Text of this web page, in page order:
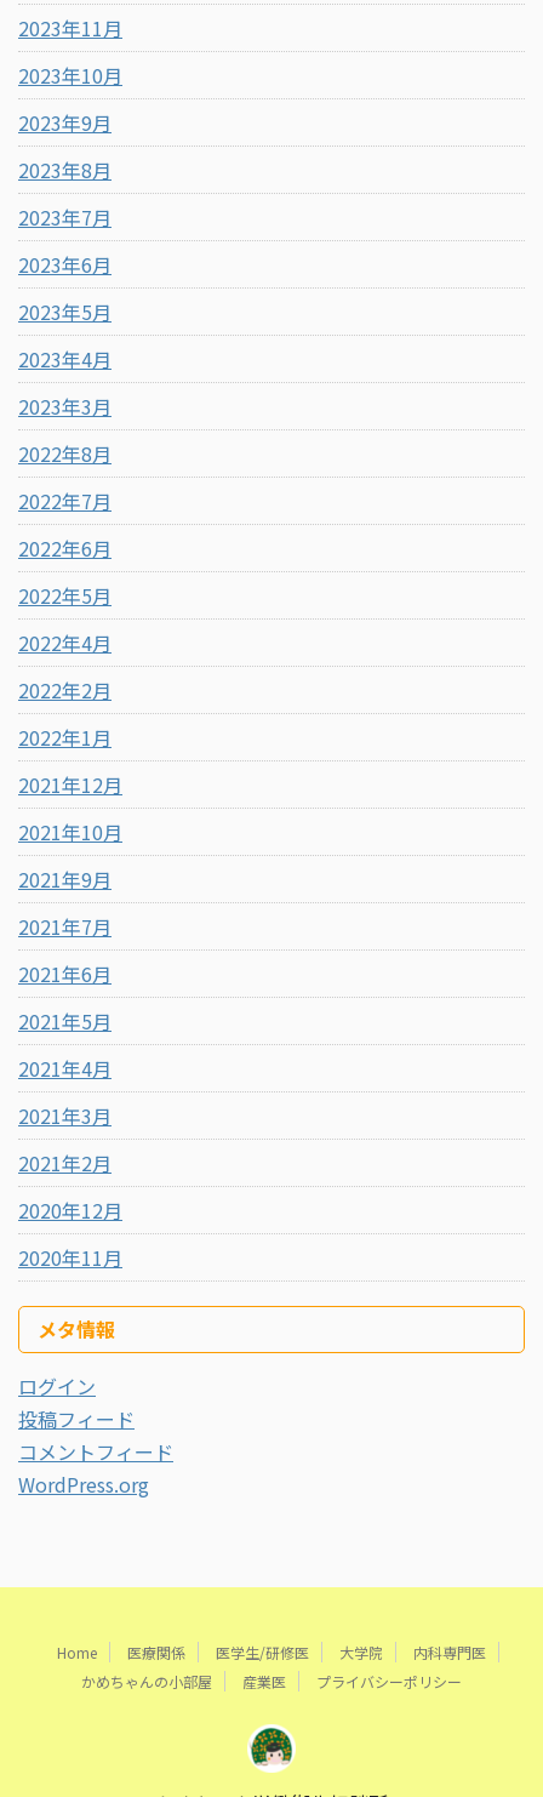
2023年11月
2023年10月
2023年9月
2023年8月
2023年7月
2023年6月
2023年5月
2023年4月
2023年3月
2022年8月
2022年7月
2022年6月
2022年5月
2022年4月
2022年2月
2022年1月
2021年12月
2021年10月
2021年9月
2021年7月
2021年6月
2021年5月
2021年4月
2021年3月
2021年2月
2020年12月
2020年11月
メタ情報
ログイン
投稿フィード
コメントフィード
WordPress.org
Home 医療関係 医学生/研修医 大学院
内科専門医
かめちゃんの小部屋
産業医 プライバシーポリシー